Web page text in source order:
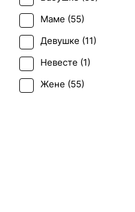
Последний звонок (
Рождение ребенка (
Рождество (7
Татьянин день (
Юбилей (35
Маме (55)
Девушке (11)
Невесте (1)
Жене (55)